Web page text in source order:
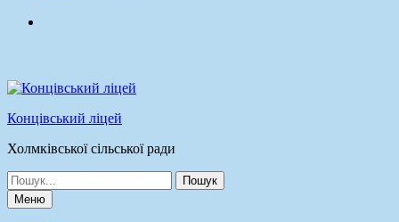
Концівський ліцей
Холмківської сільської ради
Шукати:
Меню